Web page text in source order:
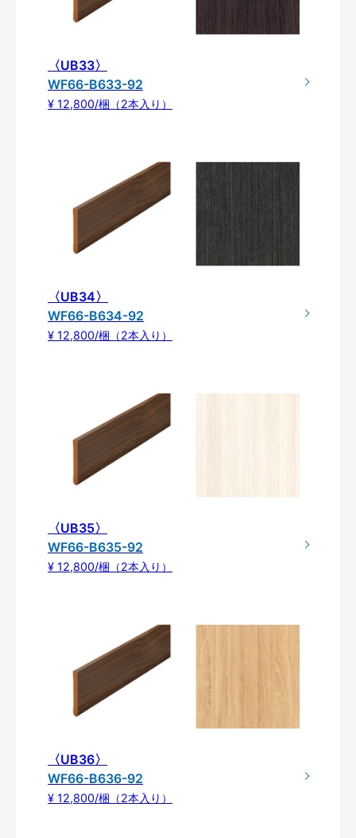
〈UB33〉
WF66-B633-92
¥ 12,800/梱（2本入り）
〈UB34〉
WF66-B634-92
¥ 12,800/梱（2本入り）
〈UB35〉
WF66-B635-92
¥ 12,800/梱（2本入り）
〈UB36〉
WF66-B636-92
¥ 12,800/梱（2本入り）